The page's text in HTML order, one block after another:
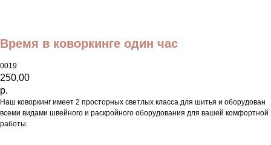
Время в коворкинге один час
0019
250,00
р.
Наш коворкинг имеет 2 просторных светлых класса для шитья и оборудован
всеми видами швейного и раскройного оборудования для вашей комфортной
работы.